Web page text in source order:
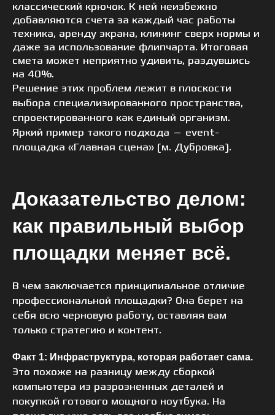
классический крючок. К ней неизбежно
добавляются счета за каждый час работы
техника, аренду экрана, клининг сверх нормы и
даже за использование флипчарта. Итоговая
смета может неприятно удивить, раздувшись
на 40%.
Решение этих проблем лежит в плоскости
выбора специализированного пространства,
спроектированного как единый организм.
Яркий пример такого подхода — event-
площадка «Главная сцена» (м. Дубровка).
Доказательство делом:
как правильный выбор
площадки меняет всё.
В чем заключается принципиальное отличие
профессиональной площадки? Она берет на
себя всю черновую работу, оставляя вам
только стратегию и контент.
Факт 1: Инфраструктура, которая работает сама.
Это похоже на разницу между сборкой
компьютера из разрозненных деталей и
покупкой готового мощного ноутбука. На